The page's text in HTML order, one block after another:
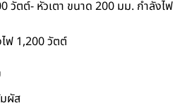
วัตต์- หัวเตา ขนาด 200 มม. กำลังไฟ
ฟ 1,200 วัตต์
ผัส